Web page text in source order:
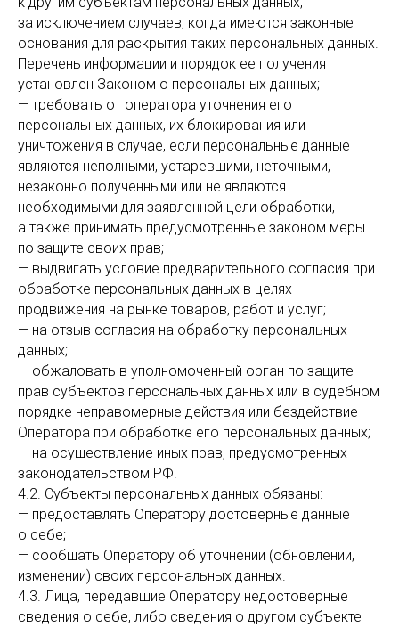
за исключением случаев, когда имеются законные
основания для раскрытия таких персональных данных.
Перечень информации и порядок ее получения
установлен Законом о персональных данных;
— требовать от оператора уточнения его
персональных данных, их блокирования или
уничтожения в случае, если персональные данные
являются неполными, устаревшими, неточными,
незаконно полученными или не являются
необходимыми для заявленной цели обработки,
а также принимать предусмотренные законом меры
по защите своих прав;
— выдвигать условие предварительного согласия при
обработке персональных данных в целях
продвижения на рынке товаров, работ и услуг;
— на отзыв согласия на обработку персональных
данных;
— обжаловать в уполномоченный орган по защите
прав субъектов персональных данных или в судебном
порядке неправомерные действия или бездействие
Оператора при обработке его персональных данных;
— на осуществление иных прав, предусмотренных
законодательством РФ.
4.2. Субъекты персональных данных обязаны:
— предоставлять Оператору достоверные данные
о себе;
— сообщать Оператору об уточнении (обновлении,
изменении) своих персональных данных.
4.3. Лица, передавшие Оператору недостоверные
сведения о себе, либо сведения о другом субъекте